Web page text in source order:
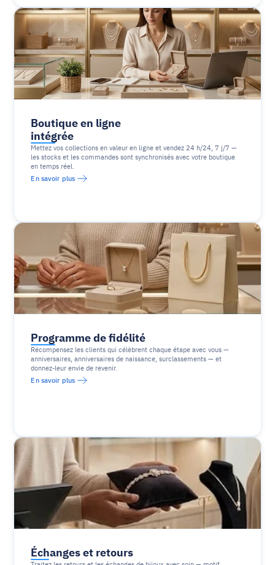
Boutique en ligne
intégrée
Mettez vos collections en valeur en ligne et vendez 24 h/24, 7 j/7 —
les stocks et les commandes sont synchronisés avec votre boutique
en temps réel.
En savoir plus
Programme de fidélité
Récompensez les clients qui célèbrent chaque étape avec vous —
anniversaires, anniversaires de naissance, surclassements — et
donnez-leur envie de revenir.
En savoir plus
Échanges et retours